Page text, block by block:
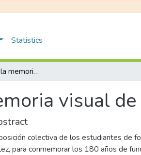
Statistics
Recuperación de la memoria visual de Itagüí II
visual de
colectiva de los estudiantes de
para conmemorar los 180 años de